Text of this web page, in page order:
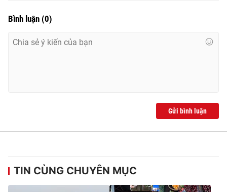
Phó Tổng Biên tập:
Nguyễn Trọng Ninh
Tổng đài VTV:024.38 355 931 - 024.38 355 932
Bình luận (0)
Gửi bình luận
TIN CÙNG CHUYÊN MỤC